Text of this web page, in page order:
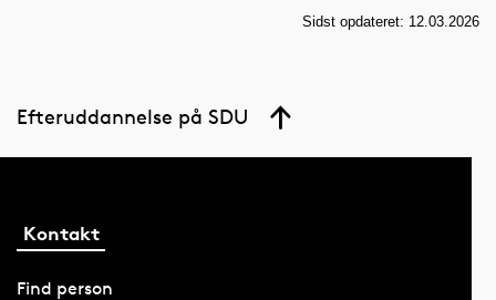
Sidst opdateret: 12.03.2026
Efteruddannelse på SDU
Kontakt
Find person